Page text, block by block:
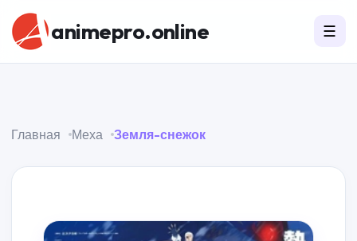
animepro.online ☰
Главная Меха Земля-снежок